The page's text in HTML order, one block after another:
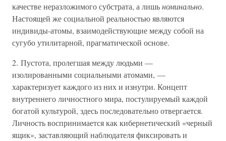
качестве неразложимого субстрата, а лишьноминально.
Настоящей же социальной реальностью являются
индивиды-атомы, взаимодействующие между собой на
сугубо утилитарной, прагматической основе.
2. Пустота, пролегшая между людьми —
изолированными социальными атомами, —
характеризует каждого из них и изнутри. Концепт
внутреннего личностного мира, постулируемый каждой
богатой культурой, здесь последовательно отвергается.
Личность воспринимается как кибернетический «черный
ящик», заставляющий наблюдателя фиксировать и